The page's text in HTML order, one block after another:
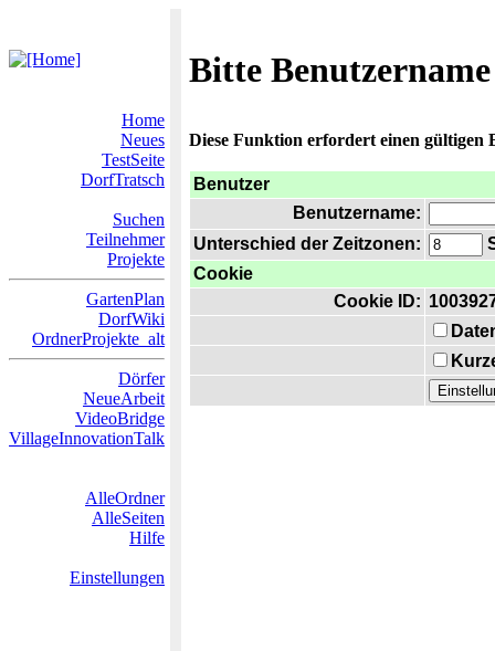
Bitte
Home
Neues
TestSeite
DorfTratsch
Suchen
Teilnehmer
Projekte
GartenPlan
DorfWiki
OrdnerProjekte_alt
Dörfer
NeueArbeit
VideoBridge
VillageInnovationTalk
AlleOrdner
AlleSeiten
Hilfe
Einstellungen
Diese Funktion erfordert einen gültigen
Benutzer
Benutzername:
Unterschied der Zeitzonen:
Cookie
Cookie ID: